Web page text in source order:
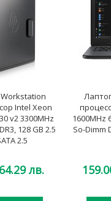
Intel Xeon
v2 3300MHz
128 GB 2.5
2.5
лв.
1600MHz
So-Dimm